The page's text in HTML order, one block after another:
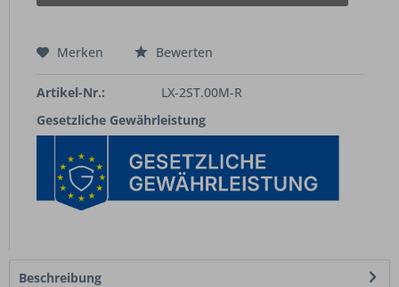
Merken Bewerten
Artikel-Nr.:
LX-2ST.00M-R
Gesetzliche Gewährleistung
Beschreibung